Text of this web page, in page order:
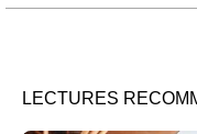
LECTURES